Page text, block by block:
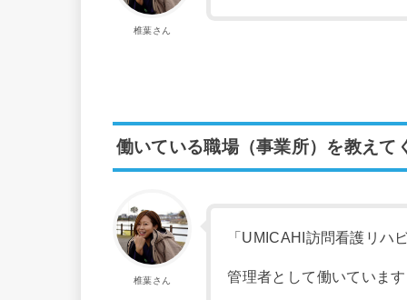
椎葉さん
働いている職場（事業所）を教えて
椎葉さん
「UMICAHI訪問看護リハ
管理者として働いていま